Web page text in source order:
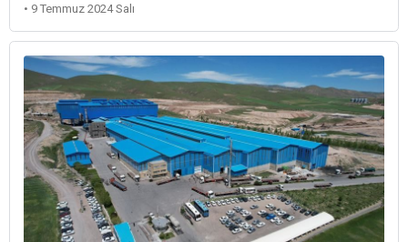
• 9 Temmuz 2024 Salı